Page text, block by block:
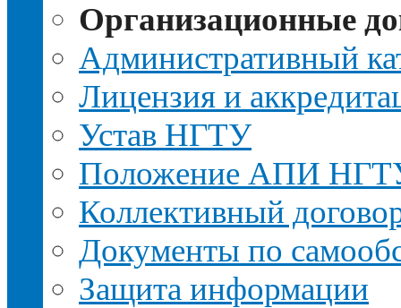
Организационные
Административный
Лицензия и
Устав НГТУ
Положение АПИ
Коллективный
Документы по
Защита информации